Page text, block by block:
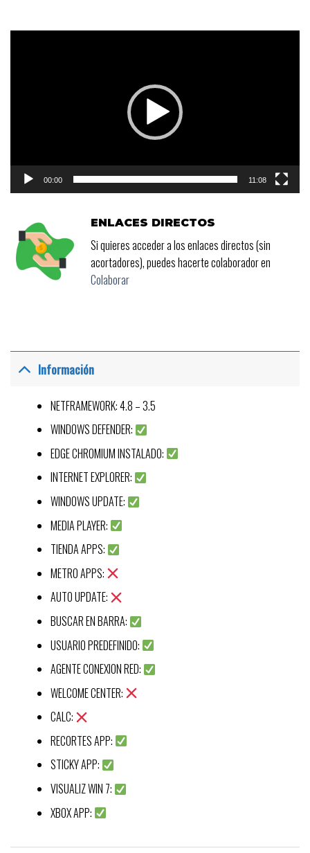
00:00 11:08
ENLACES DIRECTOS
Si quieres acceder a los enlaces directos (sin
acortadores), puedes hacerte colaborador en
Colaborar
Información
NETFRAMEWORK: 4.8 – 3.5
WINDOWS DEFENDER:
EDGE CHROMIUM INSTALADO:
INTERNET EXPLORER:
WINDOWS UPDATE:
MEDIA PLAYER:
TIENDA APPS:
METRO APPS:
AUTO UPDATE:
BUSCAR EN BARRA:
USUARIO PREDEFINIDO:
AGENTE CONEXION RED:
WELCOME CENTER:
CALC:
RECORTES APP:
STICKY APP:
VISUALIZ WIN 7:
XBOX APP: